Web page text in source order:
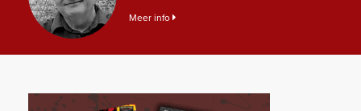
Meer info